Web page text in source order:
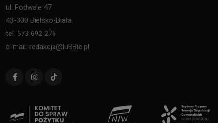
ul. Podwale 47
43-300 Bielsko-Biała
tel. 573 692 276
e-mail: redakcja@luBBie.pl